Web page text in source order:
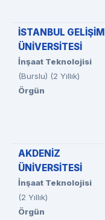
İSTANBUL GELİŞİM
ÜNİVERSİTESİ
İnşaat Teknolojisi
(Burslu) (2 Yıllık)
Örgün
AKDENİZ
ÜNİVERSİTESİ
İnşaat Teknolojisi
(2 Yıllık)
Örgün